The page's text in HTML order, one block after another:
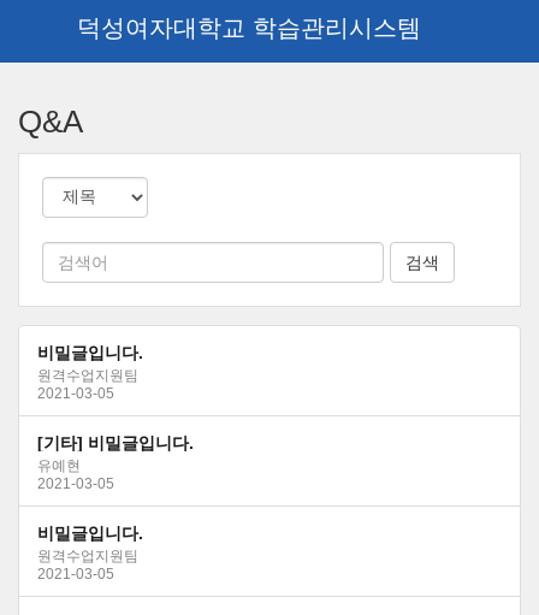
덕성여자대학교 학습관리시스템
Q&A
비밀글입니다.
원격수업지원팀
2021-03-05
[기타] 비밀글입니다.
유예현
2021-03-05
비밀글입니다.
원격수업지원팀
2021-03-05